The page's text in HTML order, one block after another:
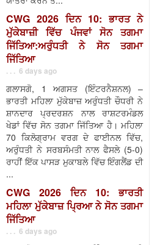
CWG 2026 ਦਿਨ 10: ਭਾਰਤ ਨੇ
ਮੁੱਕੇਬਾਜ਼ੀ ਵਿੱਚ ਪੰਜਵਾਂ ਸੋਨ ਤਗਮਾ
ਜਿੱਤਿਆ:ਅਰੁੰਧਤੀ ਨੇ ਸੋਨ ਤਗਮਾ
ਜਿੱਤਿਆ
. . . 6 days ago
ਗਲਾਸਗੋ, 1 ਅਗਸਤ (ਇੰਟਰਨੈਸ਼ਨਲ) –
ਭਾਰਤੀ ਮਹਿਲਾ ਮੁੱਕੇਬਾਜ਼ ਅਰੁੰਧਤੀ ਚੌਧਰੀ ਨੇ
ਸ਼ਾਨਦਾਰ ਪ੍ਰਦਰਸ਼ਨ ਨਾਲ ਰਾਸ਼ਟਰਮੰਡਲ
ਖੇਡਾਂ ਵਿੱਚ ਸੋਨ ਤਗਮਾ ਜਿੱਤਿਆ ਹੈ। ਮਹਿਲਾ
70 ਕਿਲੋਗ੍ਰਾਮ ਵਰਗ ਦੇ ਫਾਈਨਲ ਵਿੱਚ,
ਅਰੁੰਧਤੀ ਨੇ ਸਰਬਸੰਮਤੀ ਨਾਲ ਫੈਸਲੇ (5-0)
ਰਾਹੀਂ ਇੱਕ ਪਾਸੜ ਮੁਕਾਬਲੇ ਵਿੱਚ ਇੰਗਲੈਂਡ ਦੀ
...
CWG 2026 ਦਿਨ 10: ਭਾਰਤੀ
ਮਹਿਲਾ ਮੁੱਕੇਬਾਜ਼ ਪ੍ਰਿਆ ਨੇ ਸੋਨ ਤਗਮਾ
ਜਿੱਤਿਆ
. . . 6 days ago